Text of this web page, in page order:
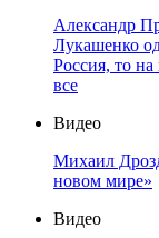
Александр
Лукашенко
Россия, то на
все
Видео
Михаил
новом мире»
Видео